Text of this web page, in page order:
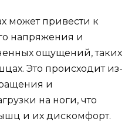
может привести к
напряжения и
ощущений, таких
Это происходит из-
и
на ноги, что
и их дискомфорт.